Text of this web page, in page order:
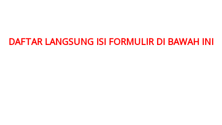
DAFTAR LANGSUNG ISI FORMULIR DI BAWAH INI